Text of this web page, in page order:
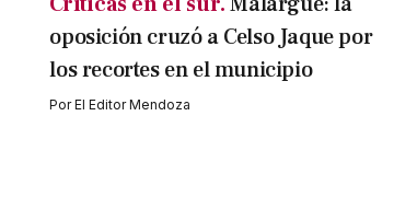
oposición cruzó a Celso Jaque por
los recortes en el municipio
PorEl Editor Mendoza